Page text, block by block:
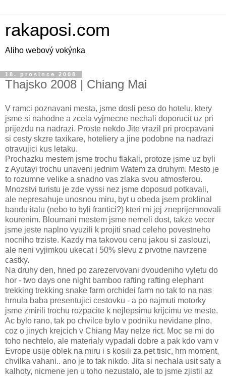
rakaposi.com
Aliho webový vokýnka
18. prosince 2008
Thajsko 2008 | Chiang Mai
V ramci poznavani mesta, jsme dosli peso do hotelu, ktery
jsme si nahodne a zcela vyjmecne nechali doporucit uz pri
prijezdu na nadrazi. Proste nekdo Jite vrazil pri procpavani
si cesty skzre taxikare, hoteliery a jine podobne na nadrazi
otravujici kus letaku.
Prochazku mestem jsme trochu flakali, protoze jsme uz byli
z Ayutayi trochu unaveni jednim Watem za druhym. Mesto je
to rozumne velike a snadno vas zlaka svou atmosferou.
Mnozstvi turistu je zde vyssi nez jsme doposud potkavali,
ale nepresahuje unosnou miru, byt u obeda jsem proklinal
bandu italu (nebo to byli frantici?) kteri mi jej zneprijemnovali
kourenim. Bloumani mestem jsme nemeli dost, takze vecer
jsme jeste naplno vyuzili k projiti snad celeho povestneho
nocniho trziste. Kazdy ma takovou cenu jakou si zaslouzi,
ale neni vyjimkou ukecat i 50% slevu z prvotne navrzene
castky.
Na druhy den, hned po zarezervovani dvoudeniho vyletu do
hor - two days one night bamboo rafting rafting elephant
trekking trekking snake farm orchidei farm no tak to na nas
hrnula baba presentujici cestovku - a po najmuti motorky
jsme zmirili trochu rozpacite k nejlepsimu krijcimu ve meste.
Ac bylo rano, tak po chvilce bylo v podniku nevidane plno,
coz o jinych krejcich v Chiang May nelze rict. Moc se mi do
toho nechtelo, ale materialy vypadali dobre a pak kdo vam v
Evrope usije oblek na miru i s kosili za pet tisic, hm moment,
chvilka vahani.. ano je to tak nikdo. Jita si nechala usit saty a
kalhoty, nicmene jen u toho nezustalo, ale to jsme zjistil az